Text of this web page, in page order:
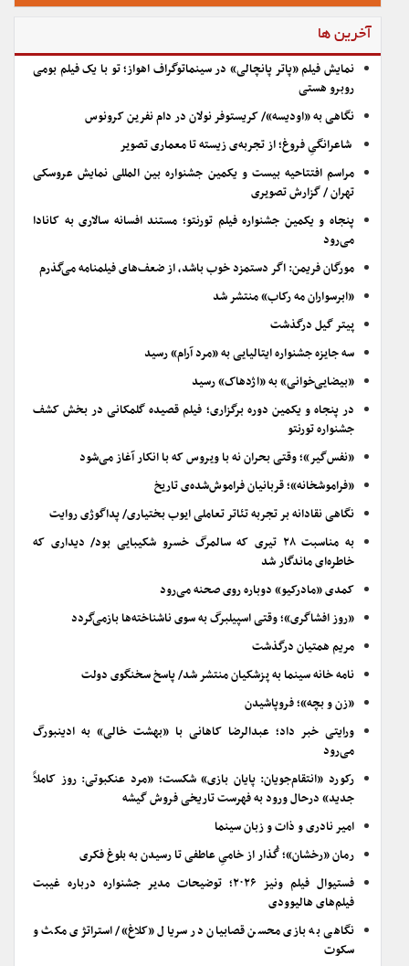
آخرین ها
نمایش فیلم «پاتر پانچالی» در سینماتوگراف اهواز؛ تو با یک فیلم بومی
روبرو هستی
نگاهی به «اودیسه»/ کریستوفر نولان در دام نفرین کرونوس
شاعرانگیِ فروغ؛ از تجربه‌ی زیسته تا معماری تصویر
مراسم افتتاحیه بیست و یکمین جشنواره بین المللی نمایش عروسکی
تهران / گزارش تصویری
پنجاه و یکمین جشنواره فیلم تورنتو؛ مستند افسانه سالاری به کانادا
می‌رود
مورگان فریمن: اگر دستمزد خوب باشد، از ضعف‌های فیلمنامه می‌گذرم
«ابرسواران مه رکاب» منتشر شد
پیتر گیل درگذشت
سه جایزه جشنواره ایتالیایی به «مرد آرام» رسید
«بیضایی‌خوانی» به «اژدهاک» رسید
در پنجاه و یکمین دوره برگزاری؛ فیلم قصیده گلمکانی در بخش کشف
جشنواره تورنتو
«نفس‌گیر»؛ وقتی بحران نه با ویروس که با انکار آغاز می‌شود
«فراموشخانه»؛ قربانیان فراموش‌شده‌ی تاریخ
نگاهی نقادانه بر تجربه تئاتر تعاملی ایوب بختیاری/ پداگوژی روایت
به مناسبت ۲۸ تیری که سالمرگ خسرو شکیبایی بود/ دیداری که
خاطره‌ای ماندگار شد
کمدی «مادرکیو» دوباره روی صحنه می‌رود
«روز افشاگری»؛ وقتی اسپیلبرگ به سوی ناشناخته‌ها بازمی‌گردد
مریم همتیان درگذشت
نامه خانه سینما به پزشکیان منتشر شد/ پاسخ سخنگوی دولت
«زن و بچه»؛ فروپاشیدن
ورایتی خبر داد؛ عبدالرضا کاهانی با «بهشت خالی» به ادینبورگ
می‌رود
رکورد «انتقام‌جویان: پایان بازی» شکست؛ «مرد عنکبوتی: روز کاملاً
جدید» درحال ورود به فهرست تاریخی فروش گیشه
امیر نادری و ذات و زبان سینما
رمان «رخشان»؛ گُذار از خامیِ عاطفی تا رسیدن به بلوغ فکری
فستیوال فیلم ونیز ۲۰۲۶؛ توضیحات مدیر جشنواره درباره غیبت
فیلم‌های هالیوودی
نگاهی به بازی محسن قصابیان در سریال «کلاغ»/ استراتژی مکث و
سکوت